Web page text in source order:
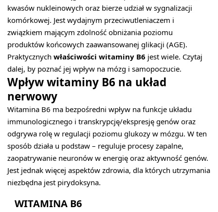
kwasów nukleinowych oraz bierze udział w sygnalizacji
komórkowej. Jest wydajnym przeciwutleniaczem i
związkiem mającym zdolność obniżania poziomu
produktów końcowych zaawansowanej glikacji (AGE).
Praktycznych właściwości witaminy B6 jest wiele. Czytaj
dalej, by poznać jej wpływ na mózg i samopoczucie.
Wpływ witaminy B6 na układ
nerwowy
Witamina B6 ma bezpośredni wpływ na funkcje układu
immunologicznego i transkrypcję/ekspresję genów oraz
odgrywa rolę w regulacji poziomu glukozy w mózgu. W ten
sposób działa u podstaw – reguluje procesy zapalne,
zaopatrywanie neuronów w energię oraz aktywność genów.
Jest jednak więcej aspektów zdrowia, dla których utrzymania
niezbędna jest pirydoksyna.
WITAMINA B6